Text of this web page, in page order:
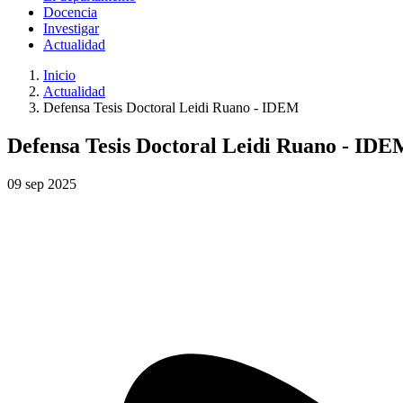
Docencia
Investigar
Actualidad
Inicio
Actualidad
Defensa Tesis Doctoral Leidi Ruano - IDEM
Defensa Tesis Doctoral Leidi Ruano -
09 sep 2025